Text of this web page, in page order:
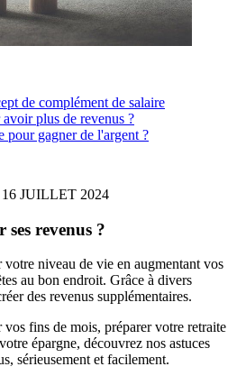
de complément de salaire
plus de revenus ?
pour gagner de l'argent ?
16 JUILLET 2024
revenus ?
niveau de vie en augmentant vos
au bon endroit. Grâce à divers
des revenus supplémentaires.
fins de mois, préparer votre retraite
épargne, découvrez nos astuces
sérieusement et facilement.